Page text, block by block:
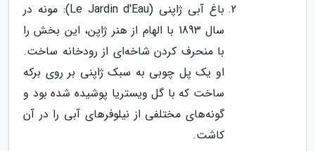
باغ آبی ژاپنی (Le Jardin d'Eau): مونه در
سال 1893 با الهام از هنر ژاپن، این بخش را
با منحرف کردن شاخه‌ای از رودخانه ساخت.
او یک پل چوبی به سبک ژاپنی بر روی برکه
ساخت که با گل ویستریا پوشیده شده بود و
گونه‌های مختلفی از نیلوفرهای آبی را در آن
کاشت.